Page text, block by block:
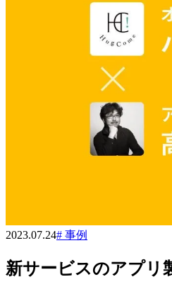
2023.07.24# 事例
新サービスのアプリ